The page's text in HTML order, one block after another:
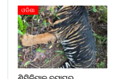
ଓଡିଶା